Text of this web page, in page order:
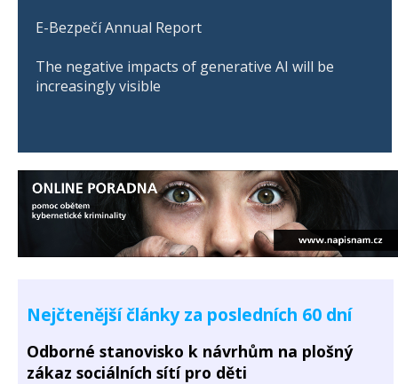
E-Bezpečí Annual Report
The negative impacts of generative AI will be
increasingly visible
Nejčtenější články za posledních 60 dní
Odborné stanovisko k návrhům na plošný
zákaz sociálních sítí pro děti